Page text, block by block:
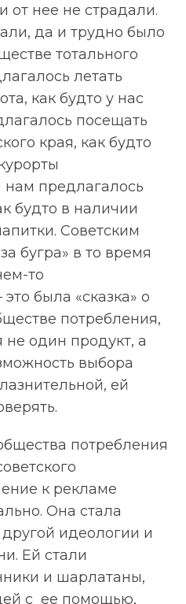
от нее не страдали.
да и трудно было
тотального
летать
как будто у нас
посещать
края, как будто
предлагалось
будто в наличии
Советским
бугра» в то время
то
была «сказка» о
потребления,
один продукт, а
выбора
ей
потребления
к рекламе
Она стала
идеологии и
Ей стали
и шарлатаны,
с ее помощью,